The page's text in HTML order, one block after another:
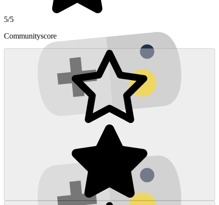
5/5
Communityscore